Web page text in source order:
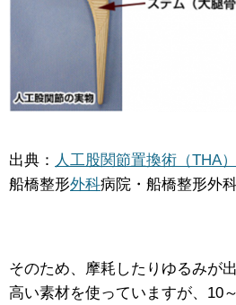
出典： 人工股関節置換術（THA）
船橋整形外科病院・船橋整形外
そのため、摩耗したりゆるみが
高い素材を使っていますが、10